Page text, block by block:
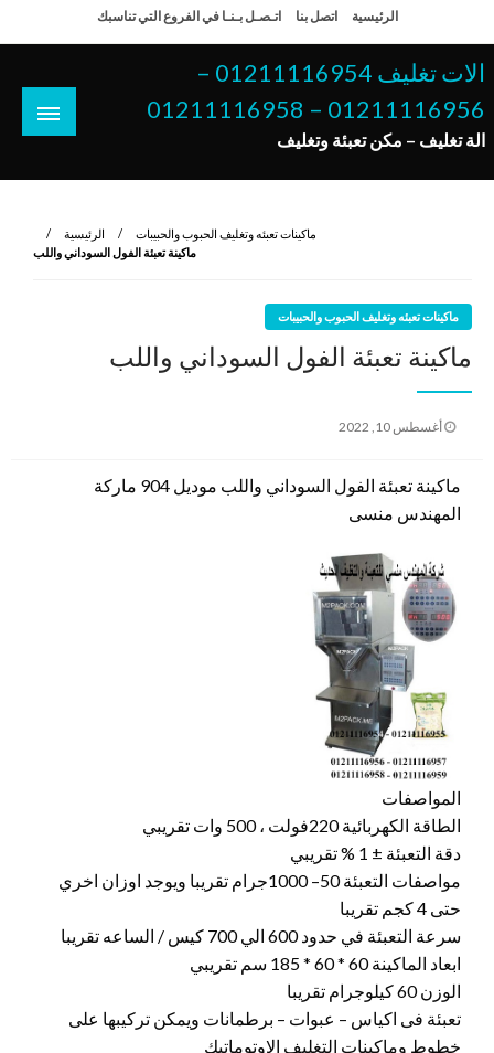
إلى
المحتوى
الرئيسية اتصل بنا اتـصـل بـنـا في الفروع التي تناسبك
الات تغليف 01211116954 –
01211116956 – 01211116958
الة تغليف – مكن تعبئة وتغليف
الرئيسية
ماكينات تعبئه وتغليف الحبوب والحبيبات
ماكينة تعبئة الفول السوداني واللب
ماكينات تعبئه وتغليف الحبوب والحبيبات
ماكينة تعبئة الفول السوداني واللب
نُشر
أغسطس 10, 2022
ماكينة تعبئة الفول السوداني واللب موديل 904 ماركة
المهندس منسى
المواصفات
الطاقة الكهربائية 220فولت ، 500 وات تقريبي
دقة التعبئة ± 1 % تقريبي
مواصفات التعبئة 50– 1000جرام تقريبا ويوجد اوزان اخري
حتى 4 كجم تقريبا
سرعة التعبئة في حدود 600 الي 700 كيس / الساعه تقريبا
ابعاد الماكينة 60 * 60 * 185 سم تقريبي
الوزن 60 كيلوجرام تقريبا
تعبئة فى اكياس – عبوات – برطمانات ويمكن تركيبها على
خطوط وماكينات التغليف الاوتوماتيك